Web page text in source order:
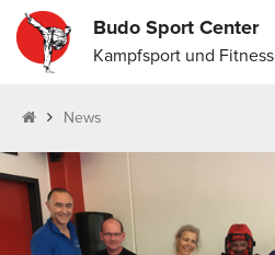
Budo Sport Center
Kampfsport und Fitness
News